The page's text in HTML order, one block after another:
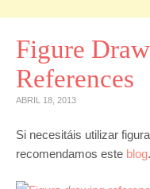
Figure
References
ABRIL 18, 2013
Si necesitáis utilizar
recomendamos este blog.